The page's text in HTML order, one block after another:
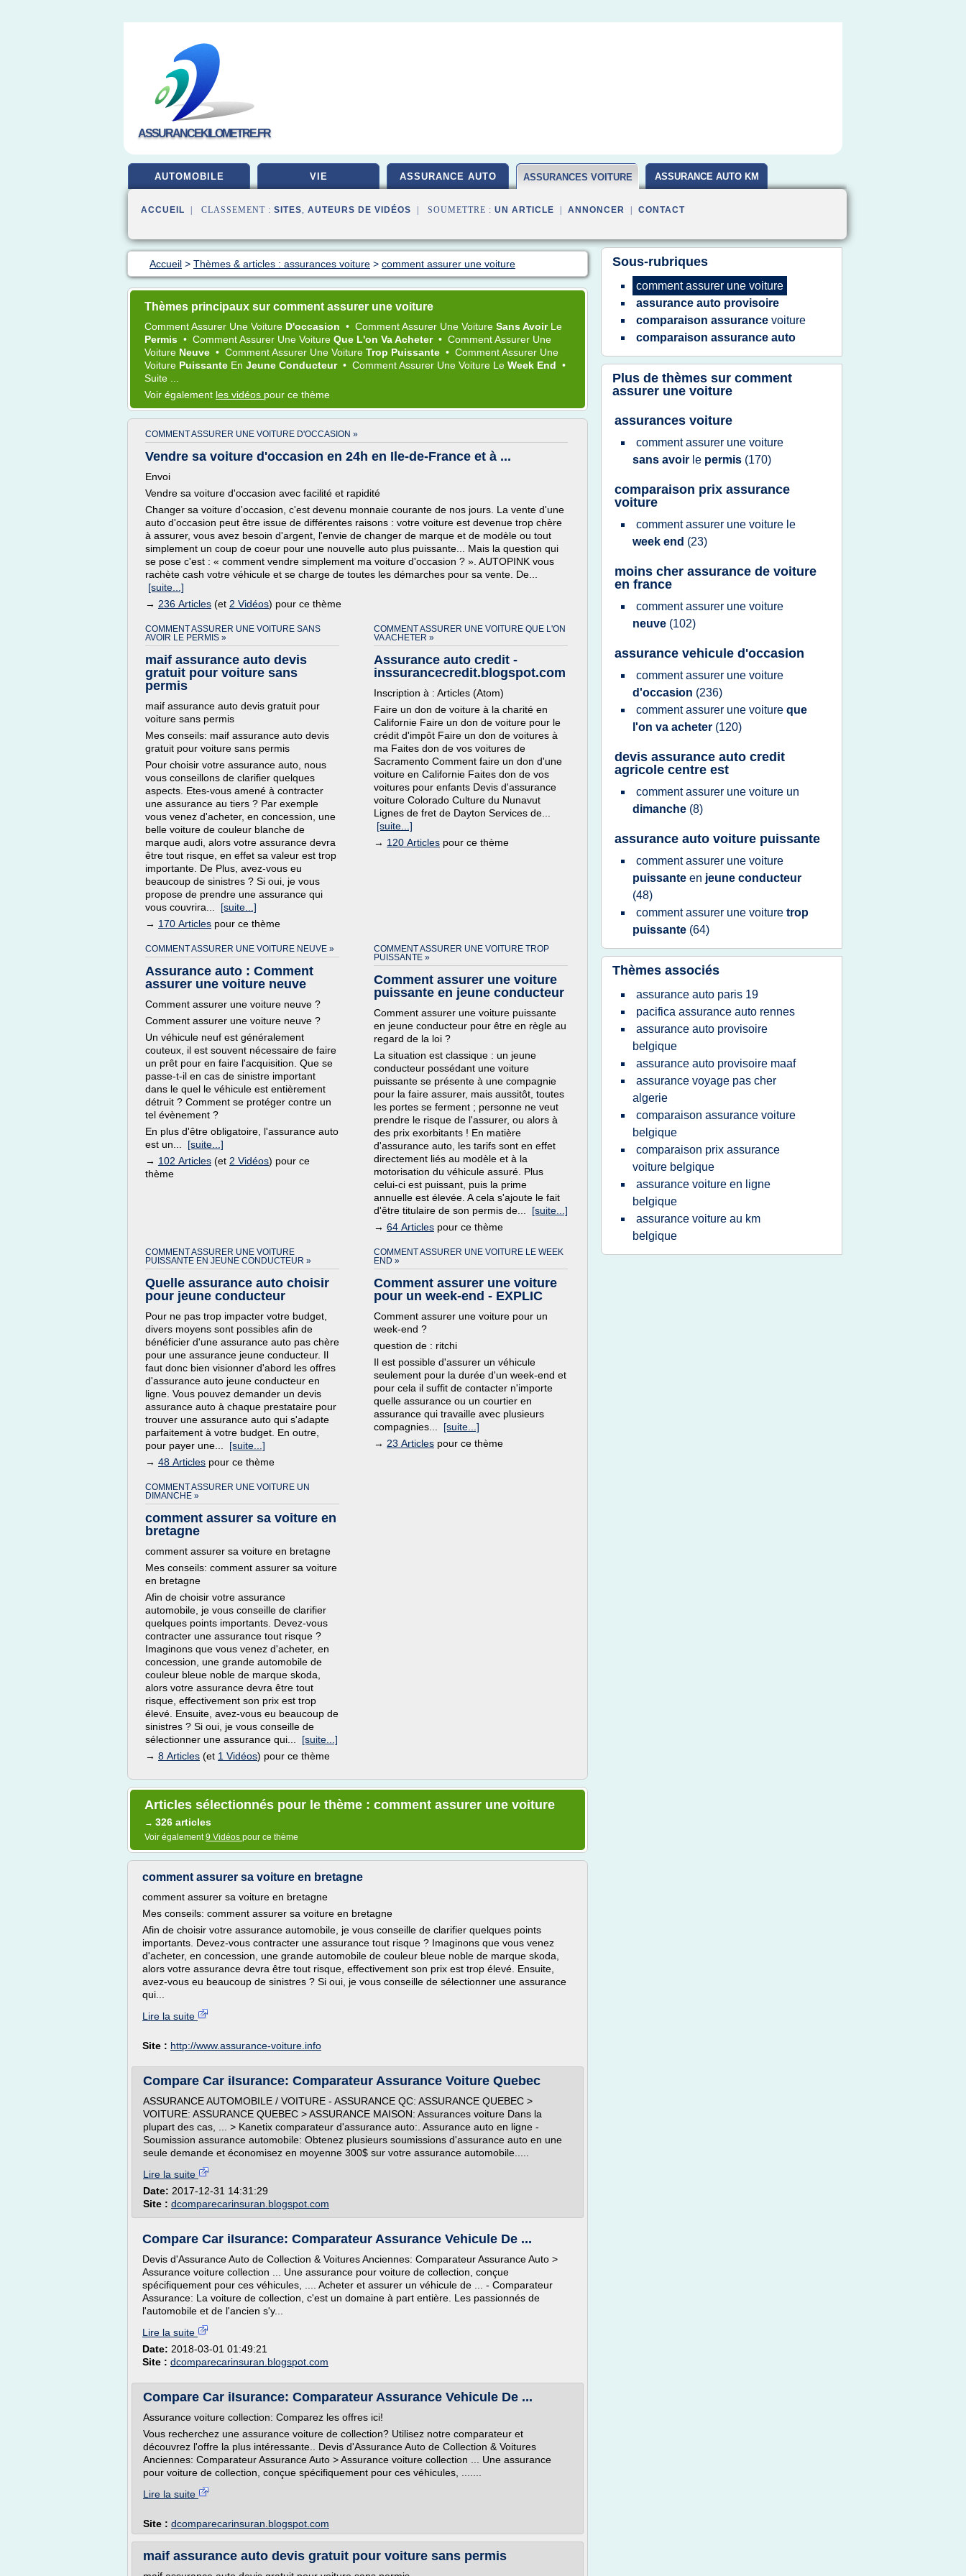
ASSURANCEKILOMETRE.FR
AUTOMOBILE VIE ASSURANCE AUTO ASSURANCES VOITURE ASSURANCE AUTO KM
ACCUEIL | CLASSEMENT : SITES, AUTEURS DE VIDÉOS | SOUMETTRE : UN ARTICLE ANNONCER CONTACT
Accueil > Thèmes & articles : assurances voiture > comment assurer une voiture
Thèmes principaux sur comment assurer une voiture
Comment Assurer Une Voiture D'occasion • Comment Assurer Une Voiture Sans Avoir Le
Permis • Comment Assurer Une Voiture Que L'on Va Acheter • Comment Assurer Une
Voiture Neuve • Comment Assurer Une Voiture Trop Puissante • Comment Assurer Une
Voiture Puissante En Jeune Conducteur • Comment Assurer Une Voiture Le Week End •
Suite ...
Voir également les vidéos pour ce thème
COMMENT ASSURER UNE VOITURE D'OCCASION »
Vendre sa voiture d'occasion en 24h en Ile-de-France et à ...
Envoi
Vendre sa voiture d'occasion avec facilité et rapidité
Changer sa voiture d'occasion, c'est devenu monnaie courante de nos jours. La vente d'une
auto d'occasion peut être issue de différentes raisons : votre voiture est devenue trop chère
à assurer, vous avez besoin d'argent, l'envie de changer de marque et de modèle ou tout
simplement un coup de coeur pour une nouvelle auto plus puissante... Mais la question qui
se pose c'est : « comment vendre simplement ma voiture d'occasion ? ». AUTOPINK vous
rachète cash votre véhicule et se charge de toutes les démarches pour sa vente. De...
[suite...]
→ 236 Articles (et 2 Vidéos) pour ce thème
COMMENT ASSURER UNE VOITURE SANS
AVOIR LE PERMIS »
maif assurance auto devis
gratuit pour voiture sans
permis
maif assurance auto devis gratuit pour
voiture sans permis
Mes conseils: maif assurance auto devis
gratuit pour voiture sans permis
Pour choisir votre assurance auto, nous
vous conseillons de clarifier quelques
aspects. Etes-vous amené à contracter
une assurance au tiers ? Par exemple
vous venez d'acheter, en concession, une
belle voiture de couleur blanche de
marque audi, alors votre assurance devra
être tout risque, en effet sa valeur est trop
importante. De Plus, avez-vous eu
beaucoup de sinistres ? Si oui, je vous
propose de prendre une assurance qui
vous couvrira... [suite...]
→ 170 Articles pour ce thème
COMMENT ASSURER UNE VOITURE QUE L'ON
VA ACHETER »
Assurance auto credit -
inssurancecredit.blogspot.com
Inscription à : Articles (Atom)
Faire un don de voiture à la charité en
Californie Faire un don de voiture pour le
crédit d'impôt Faire un don de voitures à
ma Faites don de vos voitures de
Sacramento Comment faire un don d'une
voiture en Californie Faites don de vos
voitures pour enfants Devis d'assurance
voiture Colorado Culture du Nunavut
Lignes de fret de Dayton Services de...
[suite...]
→ 120 Articles pour ce thème
COMMENT ASSURER UNE VOITURE NEUVE »
Assurance auto : Comment
assurer une voiture neuve
Comment assurer une voiture neuve ?
Comment assurer une voiture neuve ?
Un véhicule neuf est généralement
couteux, il est souvent nécessaire de faire
un prêt pour en faire l'acquisition. Que se
passe-t-il en cas de sinistre important
dans le quel le véhicule est entièrement
détruit ? Comment se protéger contre un
tel évènement ?
En plus d'être obligatoire, l'assurance auto
est un... [suite...]
→ 102 Articles (et 2 Vidéos) pour ce
thème
COMMENT ASSURER UNE VOITURE TROP
PUISSANTE »
Comment assurer une voiture
puissante en jeune conducteur
Comment assurer une voiture puissante
en jeune conducteur pour être en règle au
regard de la loi ?
La situation est classique : un jeune
conducteur possédant une voiture
puissante se présente à une compagnie
pour la faire assurer, mais aussitôt, toutes
les portes se ferment ; personne ne veut
prendre le risque de l'assurer, ou alors à
des prix exorbitants ! En matière
d'assurance auto, les tarifs sont en effet
directement liés au modèle et à la
motorisation du véhicule assuré. Plus
celui-ci est puissant, puis la prime
annuelle est élevée. A cela s'ajoute le fait
d'être titulaire de son permis de... [suite...]
→ 64 Articles pour ce thème
COMMENT ASSURER UNE VOITURE
PUISSANTE EN JEUNE CONDUCTEUR »
Quelle assurance auto choisir
pour jeune conducteur
Pour ne pas trop impacter votre budget,
divers moyens sont possibles afin de
bénéficier d'une assurance auto pas chère
pour une assurance jeune conducteur. Il
faut donc bien visionner d'abord les offres
d'assurance auto jeune conducteur en
ligne. Vous pouvez demander un devis
assurance auto à chaque prestataire pour
trouver une assurance auto qui s'adapte
parfaitement à votre budget. En outre,
pour payer une... [suite...]
→ 48 Articles pour ce thème
COMMENT ASSURER UNE VOITURE LE WEEK
END »
Comment assurer une voiture
pour un week-end - EXPLIC
Comment assurer une voiture pour un
week-end ?
question de : ritchi
Il est possible d'assurer un véhicule
seulement pour la durée d'un week-end et
pour cela il suffit de contacter n'importe
quelle assurance ou un courtier en
assurance qui travaille avec plusieurs
compagnies... [suite...]
→ 23 Articles pour ce thème
COMMENT ASSURER UNE VOITURE UN
DIMANCHE »
comment assurer sa voiture en
bretagne
comment assurer sa voiture en bretagne
Mes conseils: comment assurer sa voiture
en bretagne
Afin de choisir votre assurance
automobile, je vous conseille de clarifier
quelques points importants. Devez-vous
contracter une assurance tout risque ?
Imaginons que vous venez d'acheter, en
concession, une grande automobile de
couleur bleue noble de marque skoda,
alors votre assurance devra être tout
risque, effectivement son prix est trop
élevé. Ensuite, avez-vous eu beaucoup de
sinistres ? Si oui, je vous conseille de
sélectionner une assurance qui... [suite...]
→ 8 Articles (et 1 Vidéos) pour ce thème
Articles sélectionnés pour le thème : comment assurer une voiture
→ 326 articles
Voir également9 Vidéos pour ce thème
comment assurer sa voiture en bretagne
comment assurer sa voiture en bretagne
Mes conseils: comment assurer sa voiture en bretagne
Afin de choisir votre assurance automobile, je vous conseille de clarifier quelques points
importants. Devez-vous contracter une assurance tout risque ? Imaginons que vous venez
d'acheter, en concession, une grande automobile de couleur bleue noble de marque skoda,
alors votre assurance devra être tout risque, effectivement son prix est trop élevé. Ensuite,
avez-vous eu beaucoup de sinistres ? Si oui, je vous conseille de sélectionner une assurance
qui...
Lire la suite
Site : http://www.assurance-voiture.info
Compare Car iIsurance: Comparateur Assurance Voiture Quebec
ASSURANCE AUTOMOBILE / VOITURE - ASSURANCE QC: ASSURANCE QUEBEC >
VOITURE: ASSURANCE QUEBEC > ASSURANCE MAISON: Assurances voiture Dans la
plupart des cas, ... > Kanetix comparateur d'assurance auto:. Assurance auto en ligne -
Soumission assurance automobile: Obtenez plusieurs soumissions d'assurance auto en une
seule demande et économisez en moyenne 300$ sur votre assurance automobile.....
Lire la suite
Date: 2017-12-31 14:31:29
Site : dcomparecarinsuran.blogspot.com
Compare Car iIsurance: Comparateur Assurance Vehicule De ...
Devis d'Assurance Auto de Collection & Voitures Anciennes: Comparateur Assurance Auto >
Assurance voiture collection ... Une assurance pour voiture de collection, conçue
spécifiquement pour ces véhicules, .... Acheter et assurer un véhicule de ... - Comparateur
Assurance: La voiture de collection, c'est un domaine à part entière. Les passionnés de
l'automobile et de l'ancien s'y...
Lire la suite
Date: 2018-03-01 01:49:21
Site : dcomparecarinsuran.blogspot.com
Compare Car iIsurance: Comparateur Assurance Vehicule De ...
Assurance voiture collection: Comparez les offres ici!
Vous recherchez une assurance voiture de collection? Utilisez notre comparateur et
découvrez l'offre la plus intéressante.. Devis d'Assurance Auto de Collection & Voitures
Anciennes: Comparateur Assurance Auto > Assurance voiture collection ... Une assurance
pour voiture de collection, conçue spécifiquement pour ces véhicules, .......
Lire la suite
Site : dcomparecarinsuran.blogspot.com
maif assurance auto devis gratuit pour voiture sans permis
Sous-rubriques
comment assurer une voiture
assurance auto provisoire
comparaison assurance voiture
comparaison assurance auto
Plus de thèmes sur comment
assurer une voiture
assurances voiture
comment assurer une voiture
sans avoir le permis (170)
comparaison prix assurance
voiture
comment assurer une voiture le
week end (23)
moins cher assurance de voiture
en france
comment assurer une voiture
neuve (102)
assurance vehicule d'occasion
comment assurer une voiture
d'occasion (236)
comment assurer une voiture que
l'on va acheter (120)
devis assurance auto credit
agricole centre est
comment assurer une voiture un
dimanche (8)
assurance auto voiture puissante
comment assurer une voiture
puissante en jeune conducteur
(48)
comment assurer une voiture trop
puissante (64)
Thèmes associés
assurance auto paris 19
pacifica assurance auto rennes
assurance auto provisoire
belgique
assurance auto provisoire maaf
assurance voyage pas cher
algerie
comparaison assurance voiture
belgique
comparaison prix assurance
voiture belgique
assurance voiture en ligne
belgique
assurance voiture au km
belgique